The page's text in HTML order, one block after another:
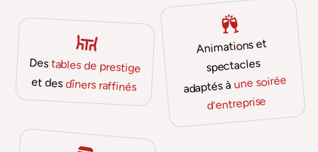
Destables de prestige
et desdîners raffinés
Animations et
spectacles
adaptés àune soirée
d’entreprise